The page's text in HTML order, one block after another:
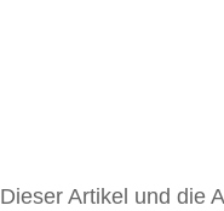
Dieser Artikel und die